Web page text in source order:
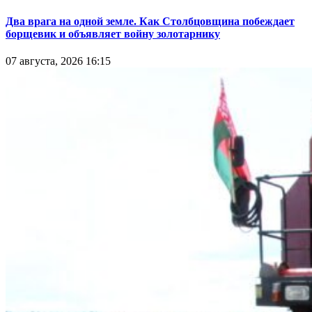
Два врага на одной земле. Как Столбцовщина побеждает
борщевик и объявляет войну золотарнику
07 августа, 2026 16:15